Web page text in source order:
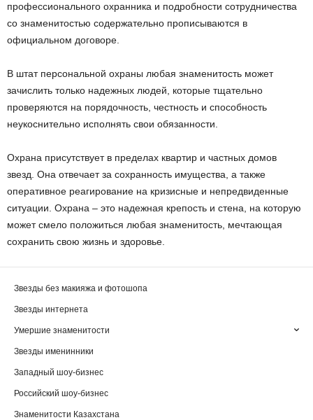
профессионального охранника и подробности сотрудничества
со знаменитостью содержательно прописываются в
официальном договоре.
В штат персональной охраны любая знаменитость может
зачислить только надежных людей, которые тщательно
проверяются на порядочность, честность и способность
неукоснительно исполнять свои обязанности.
Охрана присутствует в пределах квартир и частных домов
звезд. Она отвечает за сохранность имущества, а также
оперативное реагирование на кризисные и непредвиденные
ситуации. Охрана – это надежная крепость и стена, на которую
может смело положиться любая знаменитость, мечтающая
сохранить свою жизнь и здоровье.
Звезды без макияжа и фотошопа
Звезды интернета
Умершие знаменитости
Звезды именинники
Западный шоу-бизнес
Российский шоу-бизнес
Знаменитости Казахстана